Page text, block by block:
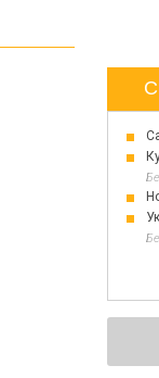
Базовые
Основы
Травы
Глина
1
Украины